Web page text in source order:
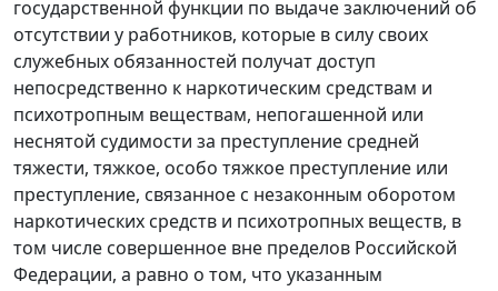
государственной функции по выдаче заключений об
отсутствии у работников, которые в силу своих
служебных обязанностей получат доступ
непосредственно к наркотическим средствам и
психотропным веществам, непогашенной или
неснятой судимости за преступление средней
тяжести, тяжкое, особо тяжкое преступление или
преступление, связанное с незаконным оборотом
наркотических средств и психотропных веществ, в
том числе совершенное вне пределов Российской
Федерации, а равно о том, что указанным